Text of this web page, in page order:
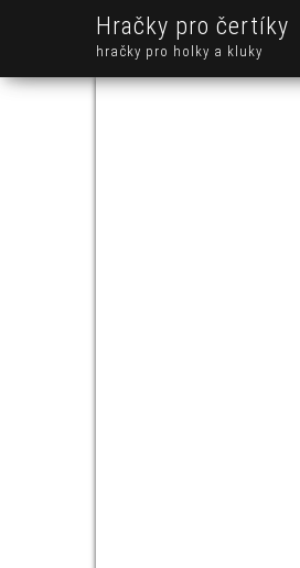
Hračky pro čertíky
hračky pro holky a kluky